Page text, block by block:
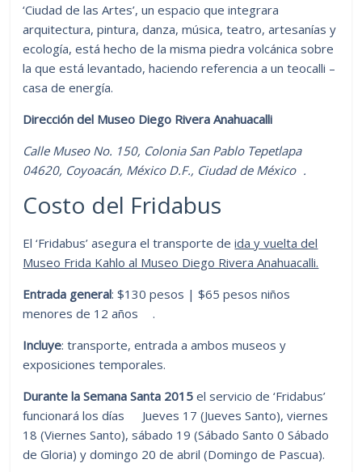
‘Ciudad de las Artes’, un espacio que integrara
arquitectura, pintura, danza, música, teatro, artesanías y
ecología, está hecho de la misma piedra volcánica sobre
la que está levantado, haciendo referencia a un teocalli –
casa de energía.
Dirección del Museo Diego Rivera Anahuacalli
Calle Museo No. 150, Colonia San Pablo Tepetlapa
04620, Coyoacán, México D.F., Ciudad de México ‎.
Costo del Fridabus
El ‘Fridabus’ asegura el transporte deida y vuelta del
Museo Frida Kahlo al Museo Diego Rivera Anahuacalli.
Entrada general: $130 pesos | $65 pesos niños
menores de 12 años .
Incluye: transporte, entrada a ambos museos y
exposiciones temporales.
Durante la Semana Santa 2015 el servicio de ‘Fridabus’
funcionará los días Jueves 17 (Jueves Santo), viernes
18 (Viernes Santo), sábado 19 (Sábado Santo 0 Sábado
de Gloria) y domingo 20 de abril (Domingo de Pascua).